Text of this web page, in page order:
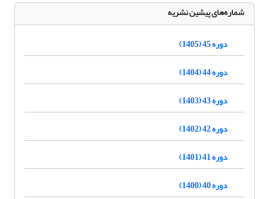
شماره‌های پیشین نشریه
دوره 45 (1405)
دوره 44 (1404)
دوره 43 (1403)
دوره 42 (1402)
دوره 41 (1401)
دوره 40 (1400)